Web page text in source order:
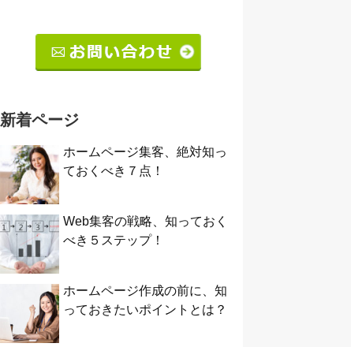
新着ページ
ホームページ集客、絶対知っ
ておくべき７点！
Web集客の戦略、知っておく
べき５ステップ！
ホームページ作成の前に、知
っておきたいポイントとは？